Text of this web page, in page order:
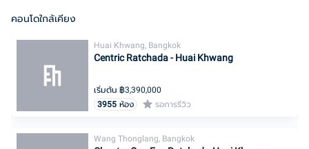
คอนโดใกล้เคียง
Huai Khwang, Bangkok
Centric Ratchada - Huai Khwang
เริ่มต้น ฿3,390,000
3955 ห้อง รอการรีวิว
Wang Thonglang, Bangkok